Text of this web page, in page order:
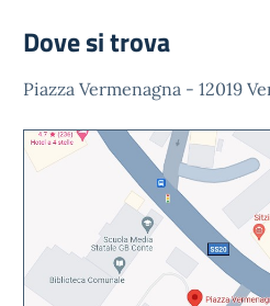
Dove si trova
Piazza Vermenagna - 12019